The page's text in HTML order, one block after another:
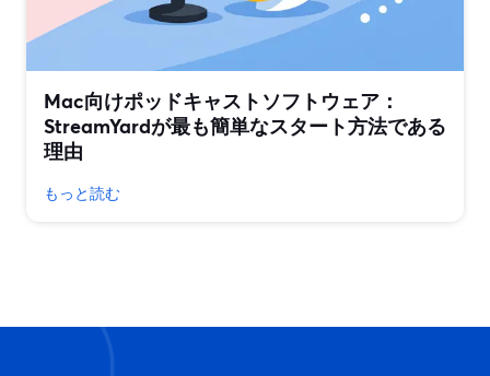
Mac向けポッドキャストソフトウェア：
StreamYardが最も簡単なスタート方法である
理由
もっと読む